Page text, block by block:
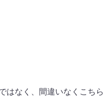
はなく、間違いなくこちら